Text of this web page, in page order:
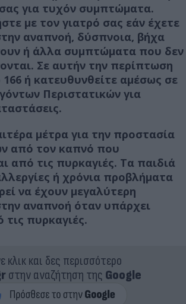
για τυχόν συμπτώματα.
με τον γιατρό σας εάν έχετε
αναπνοή, δύσπνοια, βήχα
ή άλλα συμπτώματα που δεν
Σε αυτήν την περίπτωση
ή κατευθυνθείτε αμέσως σε
Περιστατικών για
μέτρα για την προστασία
από τον καπνό που
από τις πυρκαγιές. Τα παιδιά
ή χρόνια προβλήματα
να έχουν μεγαλύτερη
αναπνοή όταν υπάρχει
πυρκαγιές.
κλικ και δες περισσότερο
στην αναζήτηση της Google